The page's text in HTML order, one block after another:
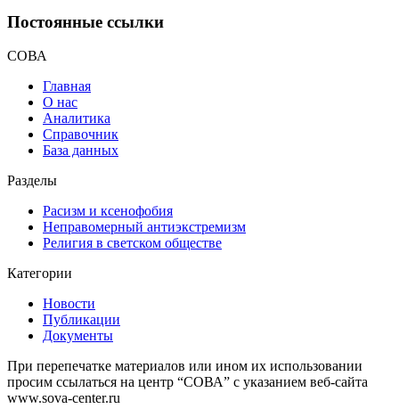
Постоянные ссылки
СОВА
Главная
О нас
Аналитика
Справочник
База данных
Разделы
Расизм и ксенофобия
Неправомерный антиэкстремизм
Религия в светском обществе
Категории
Новости
Публикации
Документы
При перепечатке материалов или ином их использовании
просим ссылаться на центр “СОВА” с указанием веб-сайта
www.sova-center.ru